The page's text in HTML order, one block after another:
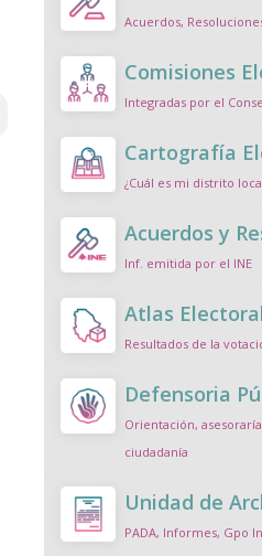
Acuerdos,
Comisiones
Integradas por el
Cartografía
¿Cuál es mi distrito
Acuerdos y
Inf. emitida por el INE
Atlas
Resultados de la
Defensoria
Orientación,
ciudadanía
Unidad de
PADA, Informes, Gpo